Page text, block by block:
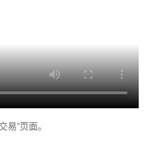
”页面。